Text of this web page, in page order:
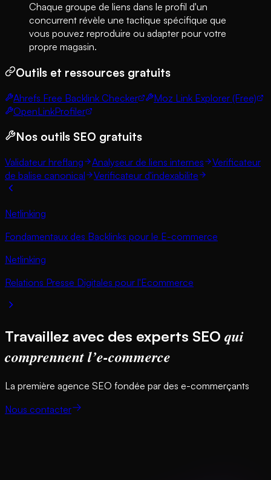
Chaque groupe de liens dans le profil d'un
concurrent révèle une tactique spécifique que
vous pouvez reproduire ou adapter pour votre
propre magasin.
Outils et ressources gratuits
Ahrefs Free Backlink Checker
Moz Link Explorer (Free)
OpenLinkProfiler
Nos outils SEO gratuits
Validateur hreflang Analyseur de liens internes
Verificateur
de balise canonical
Verificateur d'indexabilite
Netlinking
Fondamentaux des Backlinks pour le E-commerce
Netlinking
Relations Presse Digitales pour l'Ecommerce
Travaillez avec des experts SEO qui
comprennent l’e-commerce
La première agence SEO fondée par des e-commerçants
Nous contacter